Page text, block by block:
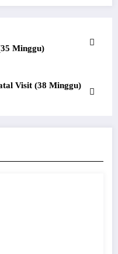
Minggu)
Visit (38 Minggu)